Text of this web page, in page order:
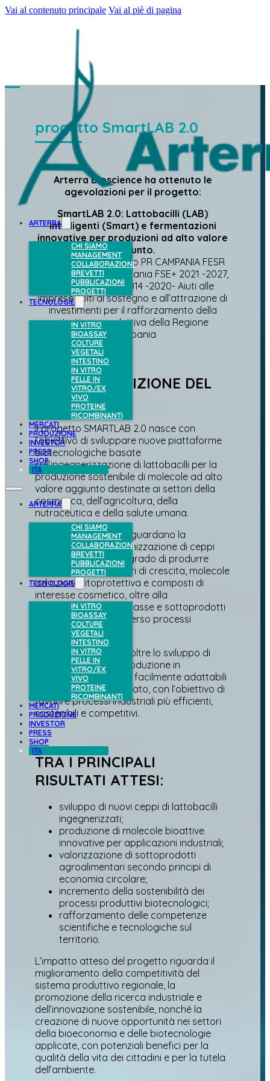
Vai al contenuto principale Vai al piè di pagina
ARTERRA
CHI SIAMO
MANAGEMENT
COLLABORAZIONI
BREVETTI
PUBBLICAZIONI
PROGETTI
TECNOLOGIE
IN VITRO
BIOASSAY
COLTURE
VEGETALI
INTESTINO
IN VITRO
PELLE IN
VITRO/EX
VIVO
PROTEINE
RICOMBINANTI
MERCATI
PRODUZIONE
INVESTOR
PRESS
SHOP
ITA
ARTERRA
CHI SIAMO
MANAGEMENT
COLLABORAZIONI
BREVETTI
PUBBLICAZIONI
PROGETTI
TECNOLOGIE
IN VITRO
BIOASSAY
COLTURE
VEGETALI
INTESTINO
IN VITRO
PELLE IN
VITRO/EX
VIVO
PROTEINE
RICOMBINANTI
MERCATI
PRODUZIONE
INVESTOR
PRESS
SHOP
ITA
progetto SmartLAB 2.0
Arterra Bioscience ha ottenuto le
agevolazioni per il progetto:
SmartLAB 2.0: Lattobacilli (LAB)
intelligenti (Smart) e fermentazioni
innovative per produzioni ad alto valore
aggiunto.
Nell’ambito dell’avviso PR CAMPANIA FESR
2021 – 2027, PR Campania FSE+ 2021 -2027,
POC Campania 2014 -2020- Aiuti alle
imprese volti al sostegno e all’attrazione di
investimenti per il rafforzamento della
struttura produttiva della Regione
Campania
BREVE DESCRIZIONE DEL
PROGETTO
Il progetto SMARTLAB 2.0 nasce con
l’obiettivo di sviluppare nuove piattaforme
biotecnologiche basate
sull’ingegnerizzazione di lattobacilli per la
produzione sostenibile di molecole ad alto
valore aggiunto destinate ai settori della
cosmetica, dell’agricoltura, della
nutraceutica e della salute umana.
Le attività di ricerca riguardano la
progettazione e l’ottimizzazione di ceppi
batterici innovativi in grado di produrre
peptidi bioattivi, fattori di crescita, molecole
ad azione fitoprotettiva e composti di
interesse cosmetico, oltre alla
valorizzazione di biomasse e sottoprodotti
agroalimentari attraverso processi
fermentativi avanzati.
Il progetto prevede inoltre lo sviluppo di
sistemi modulari di produzione in
bioreattore, flessibili e facilmente adattabili
alle esigenze del mercato, con l’obiettivo di
favorire processi industriali più efficienti,
sostenibili e competitivi.
TRA I PRINCIPALI
RISULTATI ATTESI:
sviluppo di nuovi ceppi di lattobacilli
ingegnerizzati;
produzione di molecole bioattive
innovative per applicazioni industriali;
valorizzazione di sottoprodotti
agroalimentari secondo principi di
economia circolare;
incremento della sostenibilità dei
processi produttivi biotecnologici;
rafforzamento delle competenze
scientifiche e tecnologiche sul
territorio.
L’impatto atteso del progetto riguarda il
miglioramento della competitività del
sistema produttivo regionale, la
promozione della ricerca industriale e
dell’innovazione sostenibile, nonché la
creazione di nuove opportunità nei settori
della bioeconomia e delle biotecnologie
applicate, con potenziali benefici per la
qualità della vita dei cittadini e per la tutela
dell’ambiente.